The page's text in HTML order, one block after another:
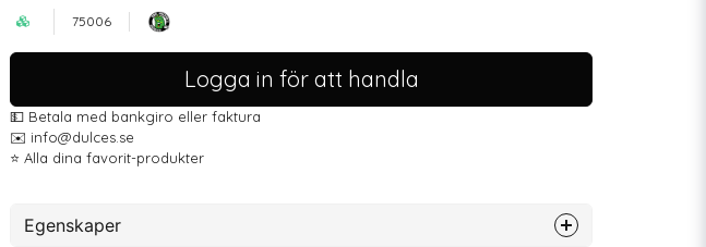
75006
Logga in för att handla
💵 Betala med bankgiro eller faktura
✉️ info@dulces.se
⭐️ Alla dina favorit-produkter
Egenskaper